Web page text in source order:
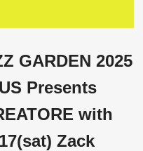
GARDEN 2025
Presents
with
Zack